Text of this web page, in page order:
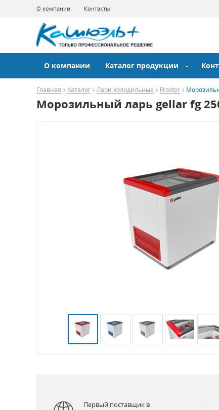
О компании Контакты
О компании Каталог продукции
Главная Каталог Лари холодильные Frostor
Морозильный ларь gellar fg
Первый поставщик в